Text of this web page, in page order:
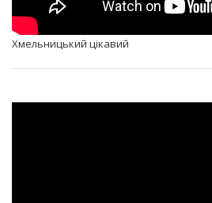
Хмельницький цікавий